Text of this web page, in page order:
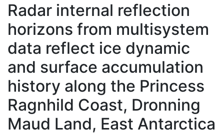
Radar internal reflection
horizons from multisystem
data reflect ice dynamic
and surface accumulation
history along the Princess
Ragnhild Coast, Dronning
Maud Land, East Antarctica